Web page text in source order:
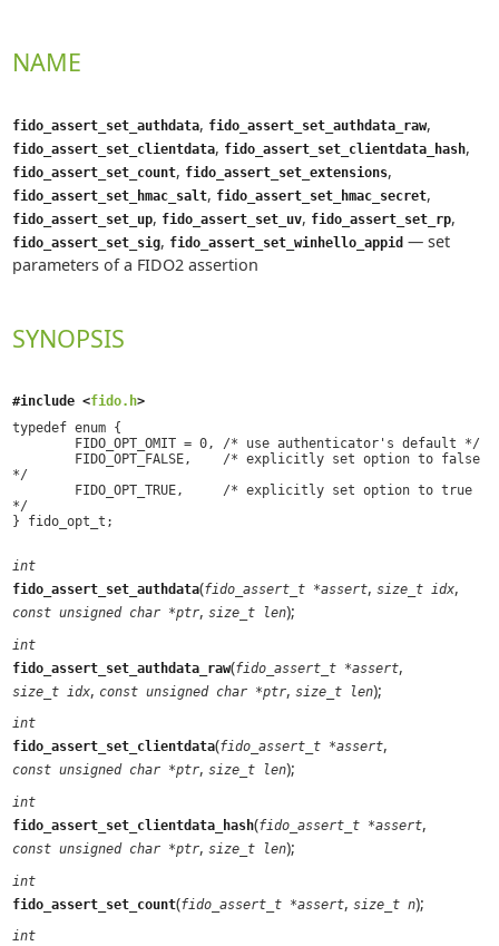
NAME
fido_assert_set_authdata, fido_assert_set_authdata_raw,
fido_assert_set_clientdata, fido_assert_set_clientdata_hash,
fido_assert_set_count, fido_assert_set_extensions,
fido_assert_set_hmac_salt, fido_assert_set_hmac_secret,
fido_assert_set_up, fido_assert_set_uv, fido_assert_set_rp,
fido_assert_set_sig, fido_assert_set_winhello_appid— set
parameters of a FIDO2 assertion
SYNOPSIS
#include <fido.h>
typedef enum {
*/
*/
int
fido_assert_set_authdata(fido_assert_t *assert, size_t idx,
const unsigned char *ptr, size_t len);
int
fido_assert_set_authdata_raw(fido_assert_t *assert,
size_t idx, const unsigned char *ptr, size_t len);
int
fido_assert_set_clientdata(fido_assert_t *assert,
const unsigned char *ptr, size_t len);
int
fido_assert_set_clientdata_hash(fido_assert_t *assert,
const unsigned char *ptr, size_t len);
int
fido_assert_set_count(fido_assert_t *assert, size_t n);
int